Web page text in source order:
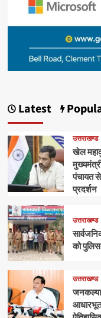
Latest
उत्तराखण्ड
खेल
पंचायत से
प्रदर्शन
उत्तराखण्ड
को पुलिस
उत्तराखण्ड
आधारभूत